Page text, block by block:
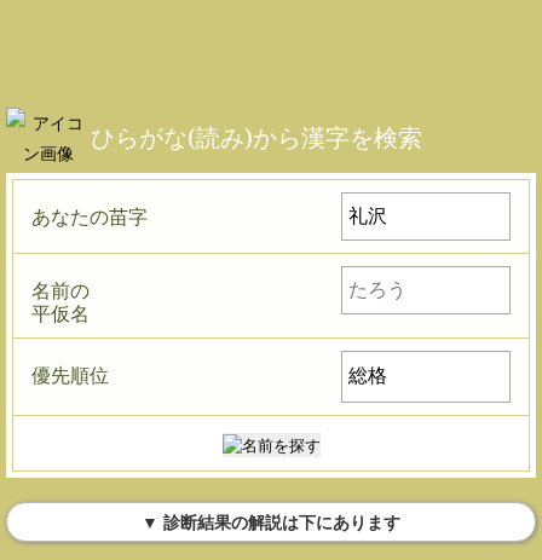
ひらがな(読み)から漢字を検索
あなたの苗字
名前の
平仮名
優先順位
▼ 診断結果の解説は下にあります